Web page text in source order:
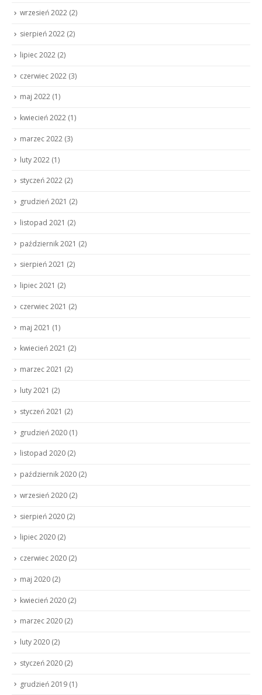
wrzesień 2022 (2)
sierpień 2022 (2)
lipiec 2022 (2)
czerwiec 2022 (3)
maj 2022 (1)
kwiecień 2022 (1)
marzec 2022 (3)
luty 2022 (1)
styczeń 2022 (2)
grudzień 2021 (2)
listopad 2021 (2)
październik 2021 (2)
sierpień 2021 (2)
lipiec 2021 (2)
czerwiec 2021 (2)
maj 2021 (1)
kwiecień 2021 (2)
marzec 2021 (2)
luty 2021 (2)
styczeń 2021 (2)
grudzień 2020 (1)
listopad 2020 (2)
październik 2020 (2)
wrzesień 2020 (2)
sierpień 2020 (2)
lipiec 2020 (2)
czerwiec 2020 (2)
maj 2020 (2)
kwiecień 2020 (2)
marzec 2020 (2)
luty 2020 (2)
styczeń 2020 (2)
grudzień 2019 (1)